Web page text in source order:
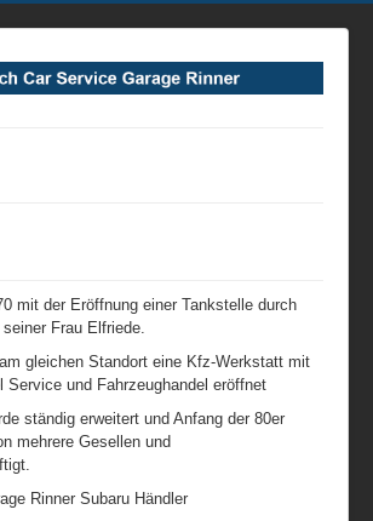
mit der Eröffnung einer Tankstelle durch
Frau Elfriede.
gleichen Standort eine Kfz-Werkstatt mit
Service und Fahrzeughandel eröffnet
ständig erweitert und Anfang der 80er
mehrere Gesellen und
Rinner Subaru Händler